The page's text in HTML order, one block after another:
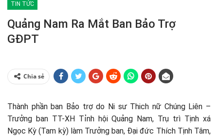
TIN TỨC
Quảng Nam Ra Mắt Ban Bảo Trợ
GĐPT
Chia sẻ
Thành phần ban Bảo trợ do Ni sư Thich nữ Chúng Liên –
Trưởng ban TT-XH Tỉnh hội Quảng Nam, Trụ trì Tịnh xá
Ngọc Kỳ (Tam kỳ) làm Trưởng ban, Đại đức Thích Tịnh Tâm,